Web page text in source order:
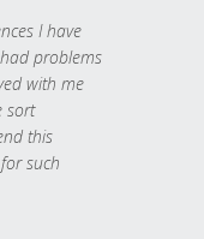
I have
problems
with me
sort
this
such